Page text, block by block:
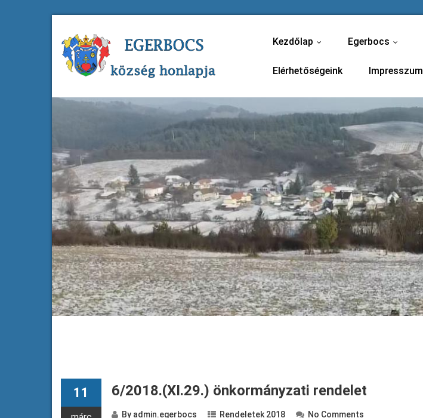
Kezdőlap Egerbocs
Elérhetőségeink Impresszum
11 6/2018.(XI.29.) önkormányzati rendelet
By admin.egerbocs Rendeletek 2018 No Comments